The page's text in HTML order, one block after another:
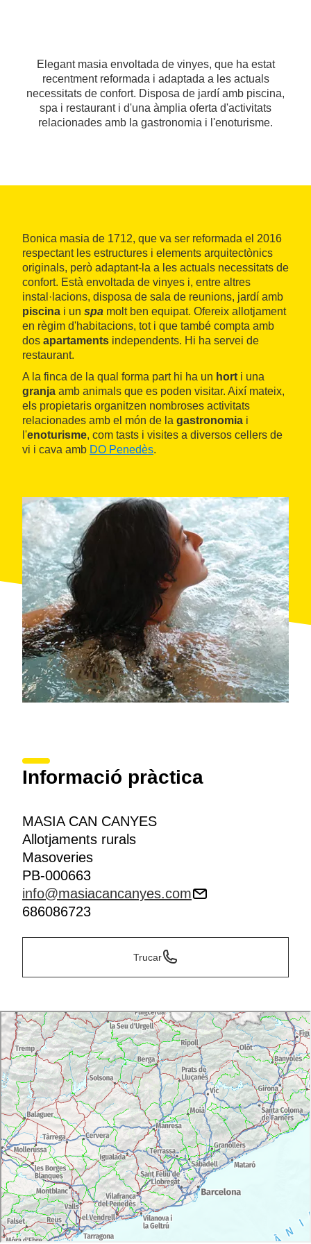
Elegant masia envoltada de vinyes, que ha estat
recentment reformada i adaptada a les actuals
necessitats de confort. Disposa de jardí amb piscina,
spa i restaurant i d'una àmplia oferta d'activitats
relacionades amb la gastronomia i l'enoturisme.
Bonica masia de 1712, que va ser reformada el 2016
respectant les estructures i elements arquitectònics
originals, però adaptant-la a les actuals necessitats de
confort. Està envoltada de vinyes i, entre altres
instal·lacions, disposa de sala de reunions, jardí amb
piscina i un spa molt ben equipat. Ofereix allotjament
en règim d'habitacions, tot i que també compta amb
dos apartaments independents. Hi ha servei de
restaurant.
A la finca de la qual forma part hi ha un hort i una
granja amb animals que es poden visitar. Així mateix,
els propietaris organitzen nombroses activitats
relacionades amb el món de la gastronomia i
l'enoturisme, com tasts i visites a diversos cellers de
vi i cava amb DO Penedès.
Informació pràctica
MASIA CAN CANYES
Allotjaments rurals
Masoveries
PB-000663
info@masiacancanyes.com
686086723
Trucar